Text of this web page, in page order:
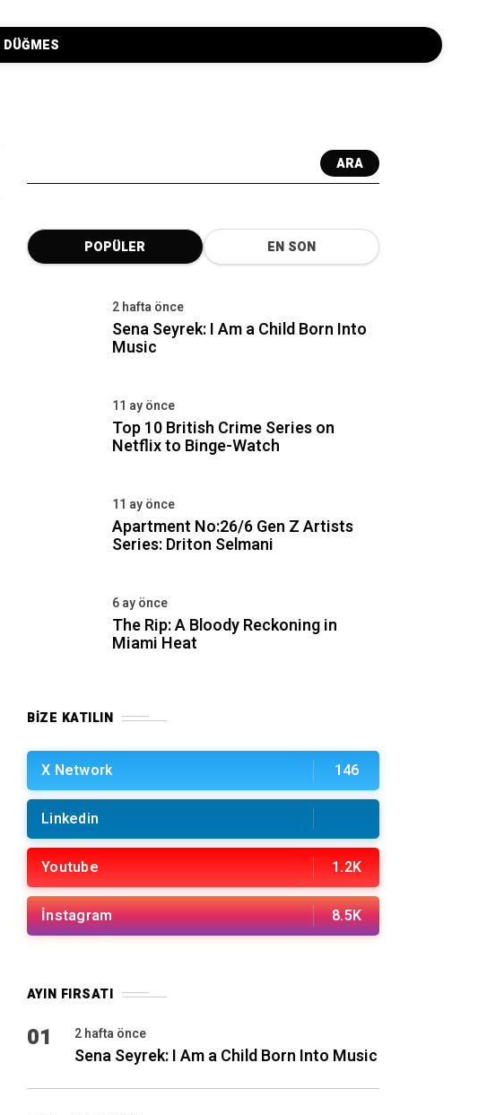
ARA
POPÜLER EN SON
2 hafta önce
Sena Seyrek: I Am a Child Born Into
Music
11 ay önce
Top 10 British Crime Series on
Netflix to Binge-Watch
11 ay önce
Apartment No:26/6 Gen Z Artists
Series: Driton Selmani
6 ay önce
The Rip: A Bloody Reckoning in
Miami Heat
BIZE KATILIN
X Network 146
Linkedin
Youtube 1.2K
İnstagram 8.5K
AYIN FIRSATI
01 2 hafta önce
Sena Seyrek: I Am a Child Born Into Music